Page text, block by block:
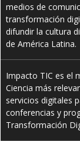
medios de
transformación
difundir la cultura
de América Latina.
Impacto TIC es el
Ciencia más
servicios digitales
conferencias y
Transformación